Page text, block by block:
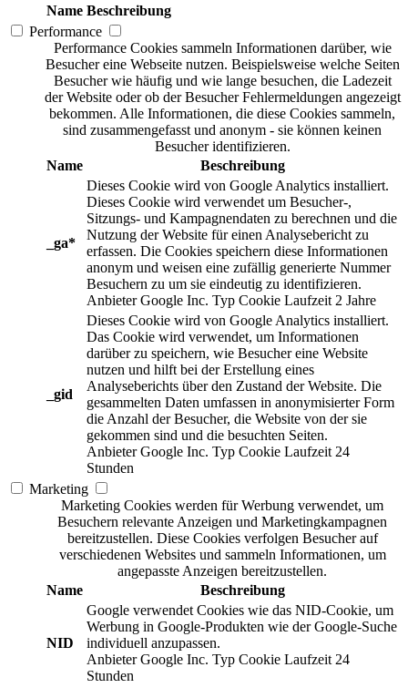
Name Beschreibung
Performance
Performance Cookies sammeln Informationen darüber, wie
Besucher eine Webseite nutzen. Beispielsweise welche Seiten
Besucher wie häufig und wie lange besuchen, die Ladezeit
der Website oder ob der Besucher Fehlermeldungen angezeigt
bekommen. Alle Informationen, die diese Cookies sammeln,
sind zusammengefasst und anonym - sie können keinen
Besucher identifizieren.
Name
Beschreibung
_ga*
Dieses Cookie wird von Google Analytics installiert.
Dieses Cookie wird verwendet um Besucher-,
Sitzungs- und Kampagnendaten zu berechnen und die
Nutzung der Website für einen Analysebericht zu
erfassen. Die Cookies speichern diese Informationen
anonym und weisen eine zufällig generierte Nummer
Besuchern zu um sie eindeutig zu identifizieren.
Anbieter Google Inc. Typ Cookie Laufzeit 2 Jahre
_gid
Dieses Cookie wird von Google Analytics installiert.
Das Cookie wird verwendet, um Informationen
darüber zu speichern, wie Besucher eine Website
nutzen und hilft bei der Erstellung eines
Analyseberichts über den Zustand der Website. Die
gesammelten Daten umfassen in anonymisierter Form
die Anzahl der Besucher, die Website von der sie
gekommen sind und die besuchten Seiten.
Anbieter Google Inc. Typ Cookie Laufzeit 24
Stunden
Marketing
Marketing Cookies werden für Werbung verwendet, um
Besuchern relevante Anzeigen und Marketingkampagnen
bereitzustellen. Diese Cookies verfolgen Besucher auf
verschiedenen Websites und sammeln Informationen, um
angepasste Anzeigen bereitzustellen.
Name
Beschreibung
NID
Google verwendet Cookies wie das NID-Cookie, um
Werbung in Google-Produkten wie der Google-Suche
individuell anzupassen.
Anbieter Google Inc. Typ Cookie Laufzeit 24
Stunden